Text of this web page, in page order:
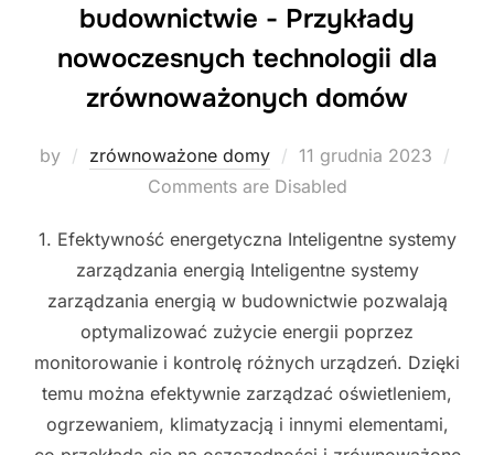
budownictwie - Przykłady
nowoczesnych technologii dla
zrównoważonych domów
by zrównoważone domy
Posted
on
11 grudnia 2023
Comments are Disabled
1. Efektywność energetyczna Inteligentne systemy
zarządzania energią Inteligentne systemy
zarządzania energią w budownictwie pozwalają
optymalizować zużycie energii poprzez
monitorowanie i kontrolę różnych urządzeń. Dzięki
temu można efektywnie zarządzać oświetleniem,
ogrzewaniem, klimatyzacją i innymi elementami,